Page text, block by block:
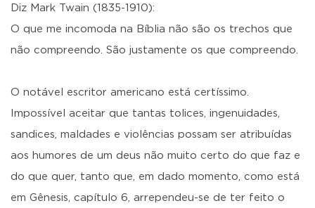
Diz Mark Twain (1835-1910):
O que me incomoda na Bíblia não são os trechos que
não compreendo. São justamente os que compreendo.
O notável escritor americano está certíssimo.
Impossível aceitar que tantas tolices, ingenuidades,
sandices, maldades e violências possam ser atribuídas
aos humores de um deus não muito certo do que faz e
do que quer, tanto que, em dado momento, como está
em Gênesis, capítulo 6, arrependeu-se de ter feito o